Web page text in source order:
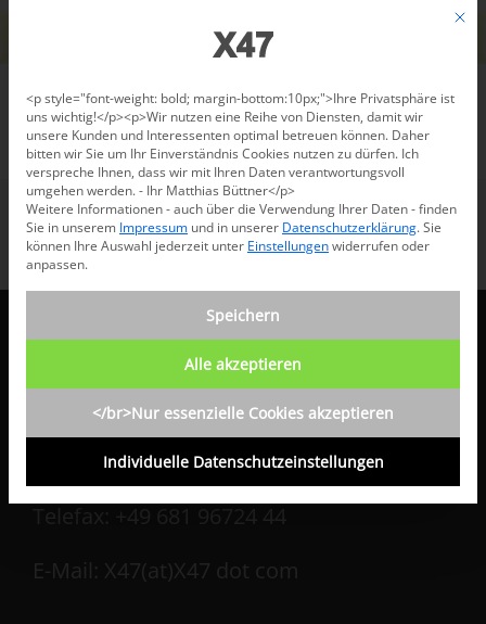
X47@X47.com
/ Produkte / Steel / Steel A5
X47 GMBH
Hartmanns Au 10
D 66119 Saarbrücken
Telefon: +49 681 96724 43
E-Mail: X47(at)X47 dot com
Mit
Datenschutzeinstellungen
<p style="font-weight: bold; margin-bottom:10px;">Ihre Privatsphäre ist
uns wichtig!</p><p>Wir nutzen eine Reihe von Diensten, damit wir
unsere Kunden und Interessenten optimal betreuen können. Daher
bitten wir Sie um Ihr Einverständnis Cookies nutzen zu dürfen. Ich
verspreche Ihnen, dass wir mit Ihren Daten verantwortungsvoll
umgehen werden. - Ihr Matthias Büttner</p>
Weitere Informationen - auch über die Verwendung Ihrer Daten - finden
Sie in unserem Impressum und in unserer Datenschutzerklärung.Sie
können Ihre Auswahl jederzeit unter Einstellungenwiderrufen oder
anpassen.
Speichern
Alle akzeptieren
</br>Nur essenzielle Cookies akzeptieren
Individuelle Datenschutzeinstellungen